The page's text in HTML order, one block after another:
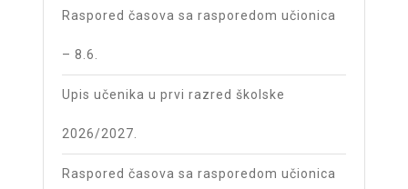
Raspored časova sa rasporedom učionica
– 8.6.
Upis učenika u prvi razred školske
2026/2027.
Raspored časova sa rasporedom učionica